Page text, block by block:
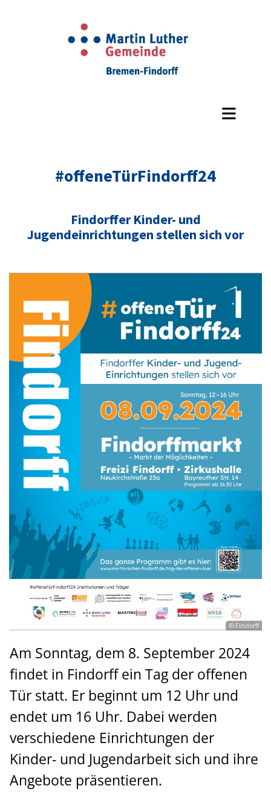
#offeneTürFindorff24
Findorffer Kinder- und
Jugendeinrichtungen stellen sich vor
© Findorff
Am Sonntag, dem 8. September 2024
findet in Findorff ein Tag der offenen
Tür statt. Er beginnt um 12 Uhr und
endet um 16 Uhr. Dabei werden
verschiedene Einrichtungen der
Kinder- und Jugendarbeit sich und ihre
Angebote präsentieren.